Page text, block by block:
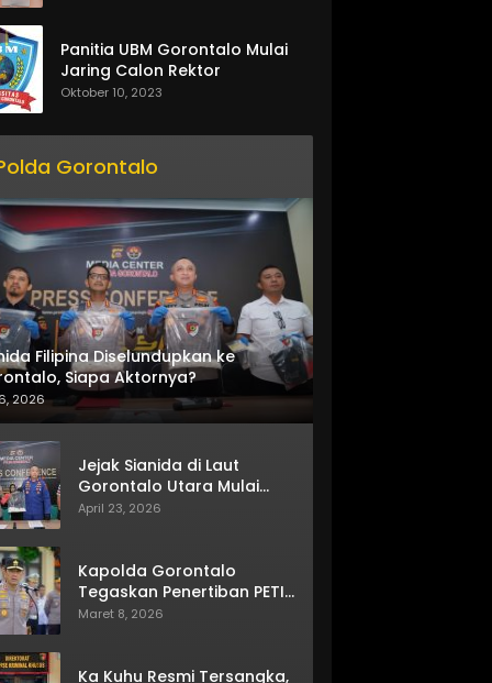
Panitia UBM Gorontalo Mulai
Jaring Calon Rektor
Oktober 10, 2023
Gorontalo
Filipina Diselundupkan ke
Siapa Aktornya?
2026
Jejak Sianida di Laut
Gorontalo Utara Mulai
Terkuak
April 23, 2026
Kapolda Gorontalo
Tegaskan Penertiban PETI
Terus Berjalan
Maret 8, 2026
Ka Kuhu Resmi Tersangka,